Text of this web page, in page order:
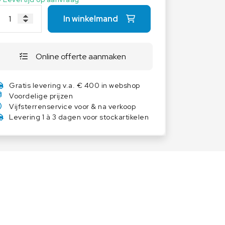
Overige weegschalen
Dierenweegschalen
Industrie 4.0
Veerweegschalen
Weegcellen
Winkelweegschalen
In winkelmand
Online offerte aanmaken
Gratis levering v.a. € 400 in webshop
Voordelige prijzen
Vijfsterrenservice voor & na verkoop
Levering 1 à 3 dagen voor stockartikelen